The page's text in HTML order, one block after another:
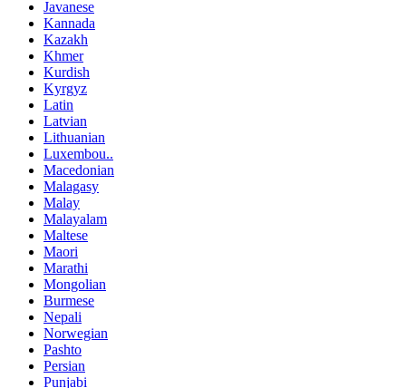
Javanese
Kannada
Kazakh
Khmer
Kurdish
Kyrgyz
Latin
Latvian
Lithuanian
Luxembou..
Macedonian
Malagasy
Malay
Malayalam
Maltese
Maori
Marathi
Mongolian
Burmese
Nepali
Norwegian
Pashto
Persian
Punjabi